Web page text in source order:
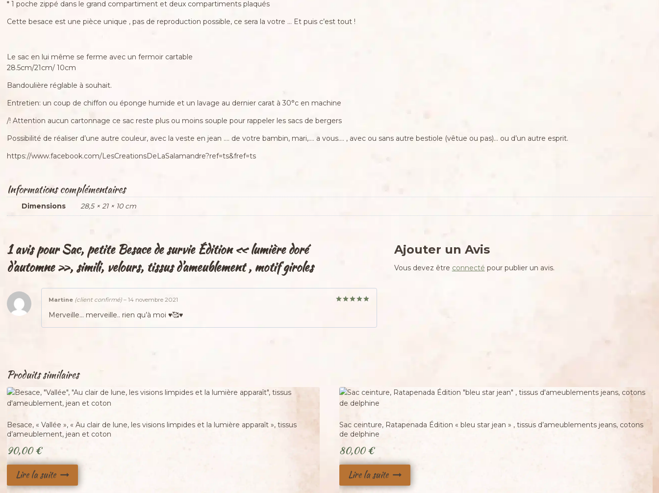
* 1 poche zippé dans le grand compartiment et deux compartiments plaqués
Cette besace est une pièce unique , pas de reproduction possible, ce sera la votre … Et puis c’est tout !
Le sac en lui même se ferme avec un fermoir cartable
28.5cm/21cm/ 10cm
Bandoulière réglable à souhait.
Entretien: un coup de chiffon ou éponge humide et un lavage au dernier carat à 30°c en machine
/! Attention aucun cartonnage ce sac reste plus ou moins souple pour rappeler les sacs de bergers
Possibilité de réaliser d’une autre couleur, avec la veste en jean …. de votre bambin, mari,…. a vous…. , avec ou sans autre bestiole (vêtue ou pas)… ou d’un autre esprit.
https://www.facebook.com/LesCreationsDeLaSalamandre?ref=ts&fref=ts
Informations complémentaires
Dimensions 28,5 × 21 × 10 cm
1 avis pourSac, petite Besace de survie Édition « lumière doré
d’automne », simili, velours, tissus d’ameublement , motif giroles
Martine (client confirmé) – 14 novembre 2021
Merveille… merveille.. rien qu’à moi ♥️🥰♥️
Ajouter un Avis
Vous devez être connecté pour publier un avis.
Produits similaires
Adopté
Besace, « Vallée », « Au clair de lune, les visions limpides et la lumière apparaît », tissus
d’ameublement, jean et coton
90,00€
Lire la suite
Adopté
Sac ceinture, Ratapenada Édition « bleu star jean » , tissus d’ameublements jeans, cotons
de delphine
80,00€
Lire la suite